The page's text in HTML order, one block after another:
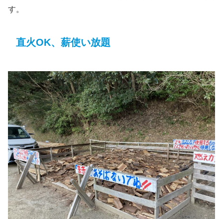
す。
直火OK、薪使い放題